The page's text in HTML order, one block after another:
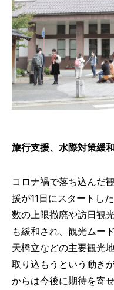
旅行支援、水際対策緩
コロナ禍で落ち込んだ
援が11日にスタートし
数の上限撤廃や訪日観
も緩和され、観光ムー
天橋立などの主要観光
取り込もうという動き
からは今後に期待を寄